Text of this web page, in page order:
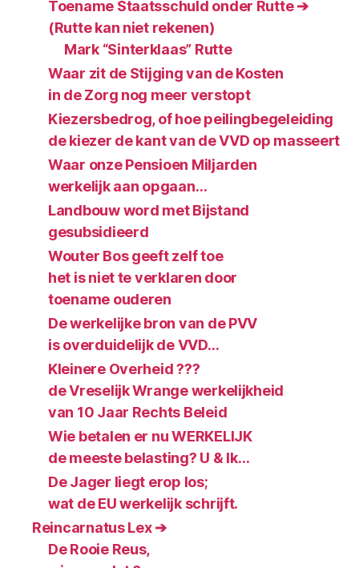
Toename Staatsschuld onder Rutte ➔
(Rutte kan niet rekenen)
Mark “Sinterklaas” Rutte
Waar zit de Stijging van de Kosten
in de Zorg nog meer verstopt
Kiezersbedrog, of hoe peilingbegeleiding
de kiezer de kant van de VVD op masseert
Waar onze Pensioen Miljarden
werkelijk aan opgaan…
Landbouw word met Bijstand
gesubsidieerd
Wouter Bos geeft zelf toe
het is niet te verklaren door
toename ouderen
De werkelijke bron van de PVV
is overduidelijk de VVD…
Kleinere Overheid ???
de Vreselijk Wrange werkelijkheid
van 10 Jaar Rechts Beleid
Wie betalen er nu WERKELIJK
de meeste belasting? U & Ik…
De Jager liegt erop los;
wat de EU werkelijk schrijft.
Reincarnatus Lex ➔
De Rooie Reus,